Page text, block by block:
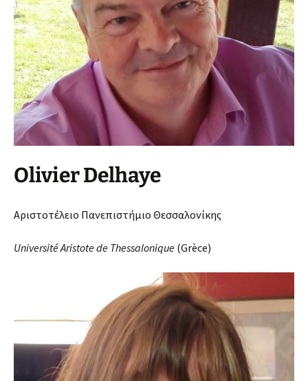
Olivier Delhaye
Αριστοτέλειο Πανεπιστήμιο Θεσσαλονίκης
Université Aristote de Thessalonique (Grèce)